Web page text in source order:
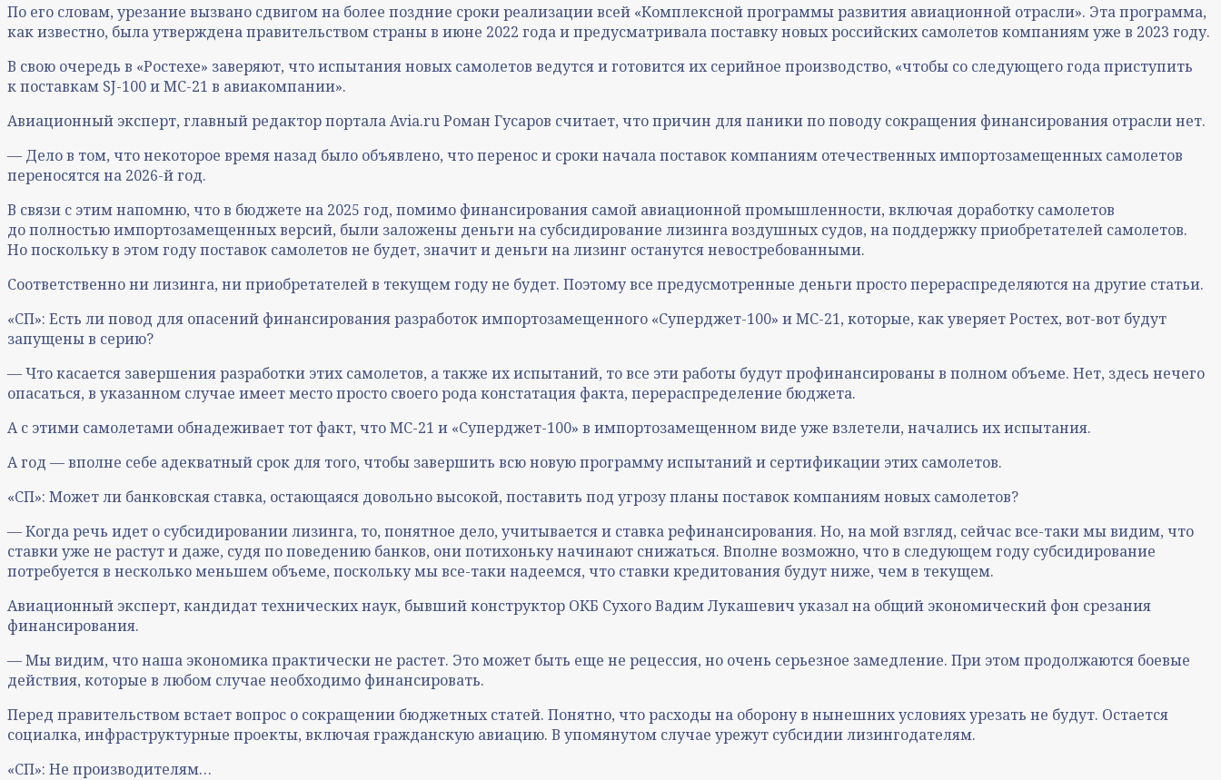
По его словам, урезание вызвано сдвигом на более поздние сроки реализации всей «Комплексной программы развития авиационной отрасли». Эта программа,
как известно, была утверждена правительством страны в июне 2022 года и предусматривала поставку новых российских самолетов компаниям уже в 2023 году.
В свою очередь в «Ростехе» заверяют, что испытания новых самолетов ведутся и готовится их серийное производство, «чтобы со следующего года приступить
к поставкам SJ-100 и МС-21 в авиакомпании».
Авиационный эксперт, главный редактор портала Avia.ru Роман Гусаров считает, что причин для паники по поводу сокращения финансирования отрасли нет.
— Дело в том, что некоторое время назад было объявлено, что перенос и сроки начала поставок компаниям отечественных импортозамещенных самолетов
переносятся на 2026-й год.
В связи с этим напомню, что в бюджете на 2025 год, помимо финансирования самой авиационной промышленности, включая доработку самолетов
до полностью импортозамещенных версий, были заложены деньги на субсидирование лизинга воздушных судов, на поддержку приобретателей самолетов.
Но поскольку в этом году поставок самолетов не будет, значит и деньги на лизинг останутся невостребованными.
Соответственно ни лизинга, ни приобретателей в текущем году не будет. Поэтому все предусмотренные деньги просто перераспределяются на другие статьи.
«СП»: Есть ли повод для опасений финансирования разработок импортозамещенного «Суперджет-100» и МС-21, которые, как уверяет Ростех, вот-вот будут
запущены в серию?
— Что касается завершения разработки этих самолетов, а также их испытаний, то все эти работы будут профинансированы в полном объеме. Нет, здесь нечего
опасаться, в указанном случае имеет место просто своего рода констатация факта, перераспределение бюджета.
А с этими самолетами обнадеживает тот факт, что МС-21 и «Суперджет-100» в импортозамещенном виде уже взлетели, начались их испытания.
А год — вполне себе адекватный срок для того, чтобы завершить всю новую программу испытаний и сертификации этих самолетов.
«СП»: Может ли банковская ставка, остающаяся довольно высокой, поставить под угрозу планы поставок компаниям новых самолетов?
— Когда речь идет о субсидировании лизинга, то, понятное дело, учитывается и ставка рефинансирования. Но, на мой взгляд, сейчас все-таки мы видим, что
ставки уже не растут и даже, судя по поведению банков, они потихоньку начинают снижаться. Вполне возможно, что в следующем году субсидирование
потребуется в несколько меньшем объеме, поскольку мы все-таки надеемся, что ставки кредитования будут ниже, чем в текущем.
Авиационный эксперт, кандидат технических наук, бывший конструктор ОКБ Сухого Вадим Лукашевич указал на общий экономический фон срезания
финансирования.
— Мы видим, что наша экономика практически не растет. Это может быть еще не рецессия, но очень серьезное замедление. При этом продолжаются боевые
действия, которые в любом случае необходимо финансировать.
Перед правительством встает вопрос о сокращении бюджетных статей. Понятно, что расходы на оборону в нынешних условиях урезать не будут. Остается
социалка, инфраструктурные проекты, включая гражданскую авиацию. В упомянутом случае урежут субсидии лизингодателям.
«СП»: Не производителям…